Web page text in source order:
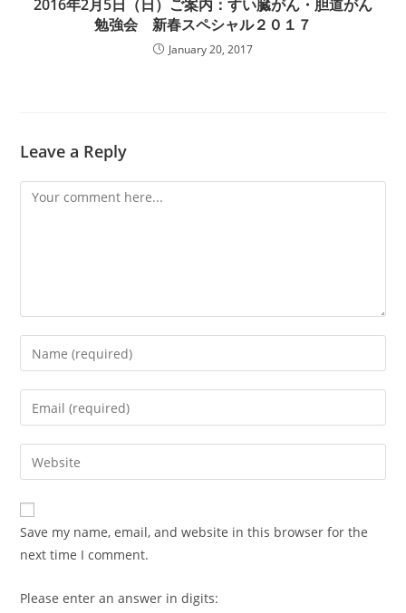
2016年2月5日（日）ご案内：すい臓がん・胆道がん
勉強会 新春スペシャル２０１７
January 20, 2017
Leave a Reply
Comment
Enter
your
name
comment
Enter
your
email
address
comment
Enter
your
website
URL
(optional)
Save my name, email, and website in this browser for the
next time I comment.
Please enter an answer in digits: